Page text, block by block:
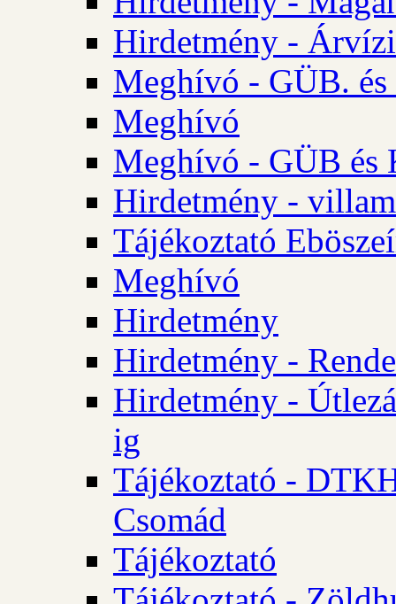
Hirdetmény -
Meghívó - GÜB.
Meghívó
Meghívó - GÜB és
Hirdetmény -
Tájékoztató
Meghívó
Hirdetmény
Hirdetmény -
Hirdetmény -
ig
Tájékoztató -
Csomád
Tájékoztató